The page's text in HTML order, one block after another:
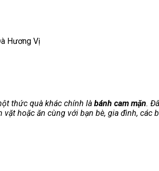
Hương Vị
thức quà khác chính là bánh cam mặn.
hoặc ăn cùng với bạn bè, gia đình, các